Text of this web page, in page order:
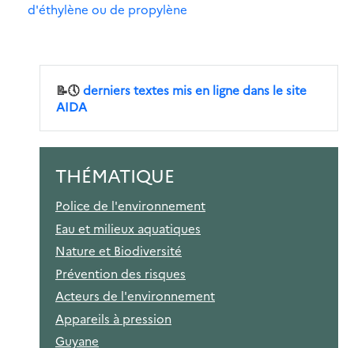
d'éthylène ou de propylène
📝🕔derniers textes mis en ligne dans le site
AIDA
THÉMATIQUE
Police de l'environnement
Eau et milieux aquatiques
Nature et Biodiversité
Prévention des risques
Acteurs de l'environnement
Appareils à pression
Guyane